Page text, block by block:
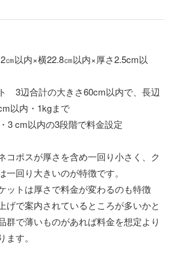
内×横22.8㎝以内×厚さ2.5cm以
3辺合計の大きさ60cm以内で、長辺
以内・1kgまで
3 cm以内の3段階で料金設定
コポスが厚さを含め一回り小さく、ク
一回り大きいのが特徴です。
ットは厚さで料金が変わるのも特徴
げで案内されているところが多いかと
群で薄いものがあれば料金を想定より
す。